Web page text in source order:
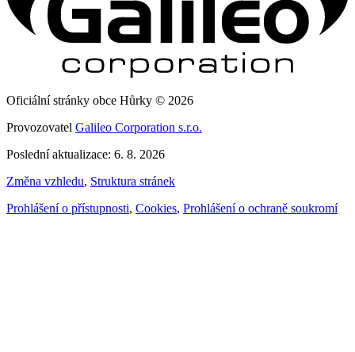
Oficiální stránky obce Hůrky © 2026
Provozovatel Galileo Corporation s.r.o.
Poslední aktualizace: 6. 8. 2026
Změna vzhledu, Struktura stránek
Prohlášení o přístupnosti, Cookies, Prohlášení o ochraně soukromí